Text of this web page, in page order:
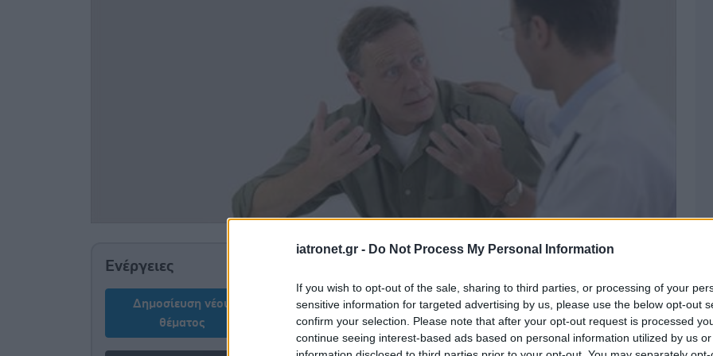
iatronet.gr - Do Not Process My Personal Information
If you wish to opt-out of the sale, sharing to third parties, or processing of your
sensitive information for targeted advertising by us, please use the below opt-out
confirm your selection. Please note that after your opt-out request is processed
continue seeing interest-based ads based on personal information utilized by us
Ενέργειες
Δημοσίευση νέου
θέματος
Ολοένα και περισσότεροι ασθενείς και όχι μόνο προτιμούν το
του γιατρού. Παρουσιάζεται έτσι το παράδοξο φαινόμενο να
επισκέπτεται κανείς τον γιατρό και να έχει ήδη ενημερωθεί από το
διαδίκτυο για τα συμπτώματα που παρουσιάζει. Όταν ο γιατρός
κάνει την διάγνωση, εκείνος του απαντά πως ”το διάβασε στο